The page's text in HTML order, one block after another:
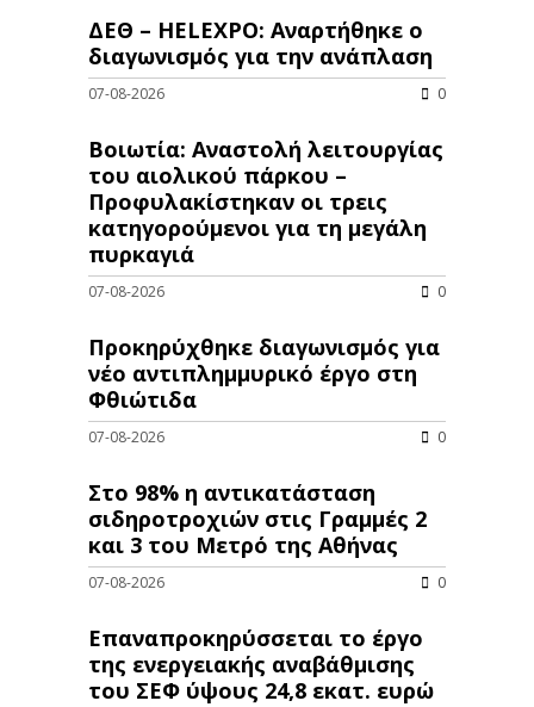
ΔΕΘ – HELEXPO: Αναρτήθηκε ο
διαγωνισμός για την ανάπλαση
07-08-2026 0
Βοιωτία: Αναστολή λειτουργίας
του αιολικού πάρκου –
Προφυλακίστηκαν οι τρεις
κατηγορούμενοι για τη μεγάλη
πυρκαγιά
07-08-2026 0
Προκηρύχθηκε διαγωνισμός για
νέo αντιπλημμυρικό έργο στη
Φθιώτιδα
07-08-2026 0
Στο 98% η αντικατάσταση
σιδηροτροχιών στις Γραμμές 2
και 3 του Μετρό της Αθήνας
07-08-2026 0
Επαναπροκηρύσσεται το έργο
της ενεργειακής αναβάθμισης
του ΣΕΦ ύψους 24,8 εκατ. ευρώ